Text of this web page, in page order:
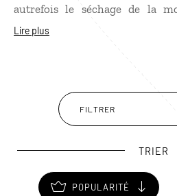
autrefois le séchage de la
trouvaient des cabanes
bars et boutiques
téléchargeable permet d’en
Lire plus
FILTRER
TRIER
POPULARITÉ